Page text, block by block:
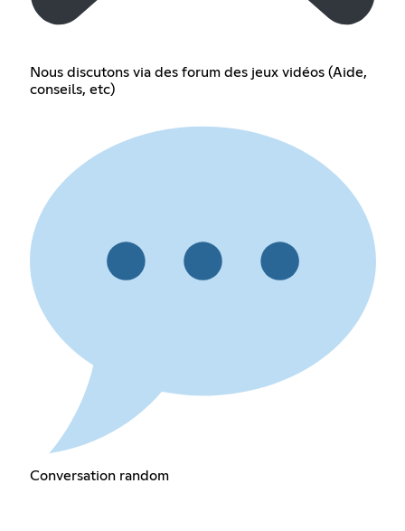
Nous discutons via des forum des jeux vidéos (Aide,
conseils, etc)
Conversation random